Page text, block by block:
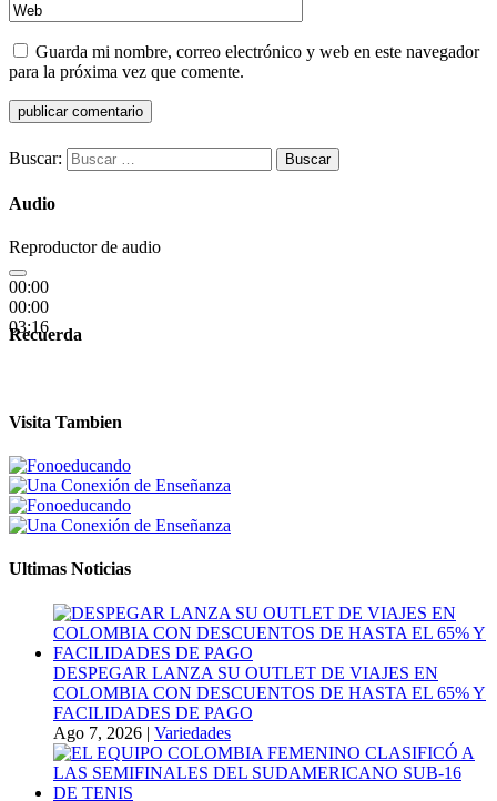
Guarda mi nombre, correo electrónico y web en este navegador
para la próxima vez que comente.
Buscar:
Audio
Reproductor de audio
00:00
00:00
03:16
Recuerda
Visita Tambien
Ultimas Noticias
DESPEGAR LANZA SU OUTLET DE VIAJES EN
COLOMBIA CON DESCUENTOS DE HASTA EL 65% Y
FACILIDADES DE PAGO
Ago 7, 2026 | Variedades